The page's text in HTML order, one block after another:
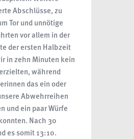
Abschlüsse, zu
Tor und unnötige
vor allem in der
der ersten Halbzeit
in zehn Minuten kein
während
das ein oder
Abwehrreihen
und ein paar Würfe
Nach 30
es somit 13:10.